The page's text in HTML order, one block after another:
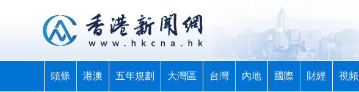
頭條 港澳 五年規劃 大灣區 台灣 內地 國際 財經 視頻